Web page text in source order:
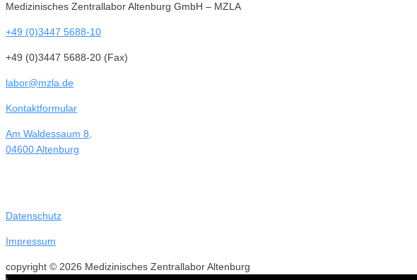
Medizinisches Zentrallabor Altenburg GmbH – MZLA
+49 (0)3447 5688-10
+49 (0)3447 5688-20 (Fax)
labor@mzla.de
Kontaktformular
Am Waldessaum 8,
04600 Altenburg
Datenschutz
Impressum
copyright © 2026 Medizinisches Zentrallabor Altenburg